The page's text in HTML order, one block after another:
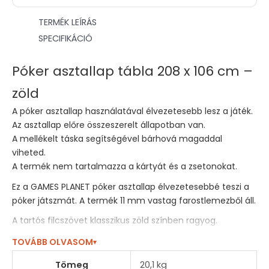
TERMÉK LEÍRÁS
SPECIFIKÁCIÓ
Póker asztallap tábla 208 x 106 cm –
zöld
A póker asztallap használatával élvezetesebb lesz a játék.
Az asztallap előre összeszerelt állapotban van.
A mellékelt táska segítségével bárhová magaddal
viheted.
A termék nem tartalmazza a kártyát és a zsetonokat.
Ez a GAMES PLANET póker asztallap élvezetesebbé teszi a
póker játszmát. A termék 11 mm vastag farostlemezből áll.
A tartós filcszövet klasszikus zöld színben ragyog.
A hosszabb pókerest élmény érdekében egy extra széles,
párnázott műbőr kartámasz található a szélén 10 db
TOVÁBB OLVASOM▾
Tömeg 20,1 kg